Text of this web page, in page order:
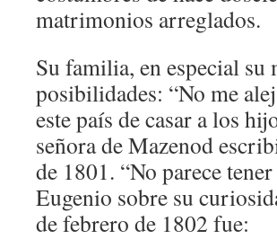
matrimonios arreglados.
Su familia, en especial su
posibilidades: “No me
este país de casar a los
señora de Mazenod
de 1801. “No parece
Eugenio sobre su
de febrero de 1802 fue: